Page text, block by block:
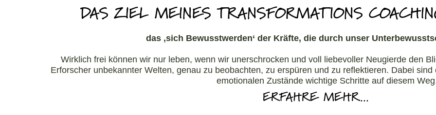
DAS ZIEL MEINES TRANSFORMATIONS
das ‚sich Bewusstwerden‘ der Kräfte, die durch unser
Wirklich frei können wir nur leben, wenn wir unerschrocken und voll liebevoller Neugierde den
Erforscher unbekannter Welten, genau zu beobachten, zu erspüren und zu reflektieren. Dabei
emotionalen Zustände wichtige Schritte auf diesem
ERFAHRE MEHR...